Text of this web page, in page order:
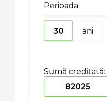
Perioada
ani
Sumă creditată: